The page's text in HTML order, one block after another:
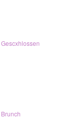
Gescxhlossen
Brunch